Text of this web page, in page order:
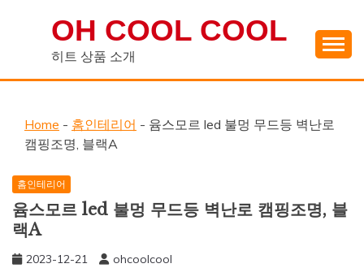
OH COOL COOL
히트 상품 소개
Home - 홈인테리어 - 윰스모르 led 불멍 무드등 벽난로
캠핑조명, 블랙A
홈인테리어
윰스모르 led 불멍 무드등 벽난로 캠핑조명, 블
랙A
2023-12-21 ohcoolcool